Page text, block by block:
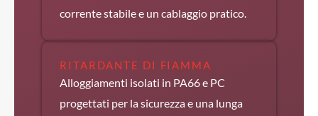
corrente stabile e un cablaggio pratico.
RITARDANTE DI FIAMMA
Alloggiamenti isolati in PA66 e PC
progettati per la sicurezza e una lunga